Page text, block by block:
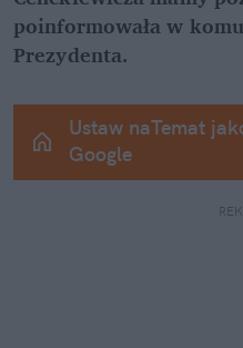
poinformowała w
Prezydenta.
Ustaw naTemat
Google